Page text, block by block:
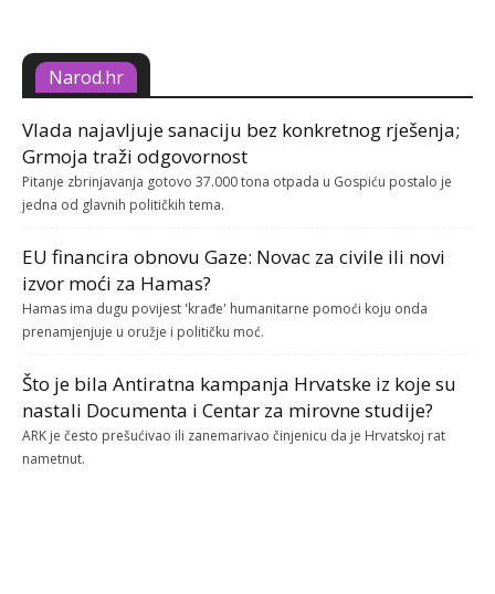
Narod.hr
Vlada najavljuje sanaciju bez konkretnog rješenja;
Grmoja traži odgovornost
Pitanje zbrinjavanja gotovo 37.000 tona otpada u Gospiću postalo je
jedna od glavnih političkih tema.
EU financira obnovu Gaze: Novac za civile ili novi
izvor moći za Hamas?
Hamas ima dugu povijest 'krađe' humanitarne pomoći koju onda
prenamjenjuje u oružje i političku moć.
Što je bila Antiratna kampanja Hrvatske iz koje su
nastali Documenta i Centar za mirovne studije?
ARK je često prešućivao ili zanemarivao činjenicu da je Hrvatskoj rat
nametnut.